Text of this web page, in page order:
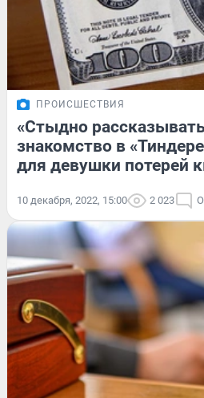
ПРОИСШЕСТВИЯ
«Стыдно
знакомство в
для девушки потерей
10 декабря, 2022, 15:00 2 023